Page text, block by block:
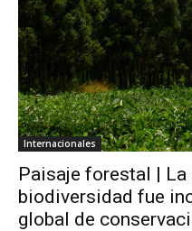
Internacionales
Paisaje forestal |
biodiversidad fue
global de